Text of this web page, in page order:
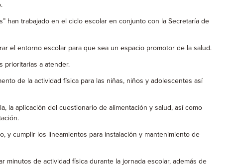
han trabajado en el ciclo escolar en conjunto con la Secretaría de
el entorno escolar para que sea un espacio promotor de la salud.
prioritarias a atender.
de la actividad física para las niñas, niños y adolescentes así
aplicación del cuestionario de alimentación y salud, así como
y cumplir los lineamientos para instalación y mantenimiento de
de actividad física durante la jornada escolar, además de